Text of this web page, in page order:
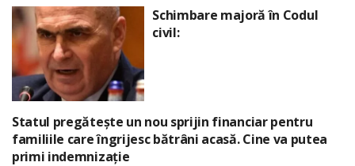
Schimbare majoră în Codul
civil:
Statul pregătește un nou sprijin financiar pentru
familiile care îngrijesc bătrâni acasă. Cine va putea
primi indemnizație